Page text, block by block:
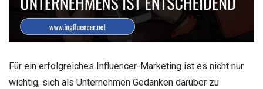
Für ein erfolgreiches Influencer-Marketing ist es nicht nur
wichtig, sich als Unternehmen Gedanken darüber zu